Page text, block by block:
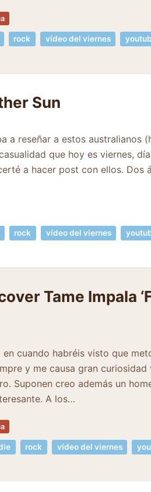
rock vídeo del viernes
Sun
a reseñar a estos australianos
que hoy es viernes,
a hacer post con ellos. Dos
rock vídeo del viernes
Tame Impala
cuando habréis visto que
y me causa gran
Suponen creo además un
A los…
rock vídeo del viernes